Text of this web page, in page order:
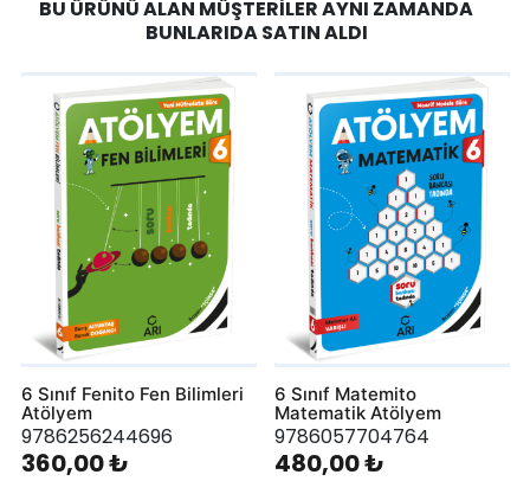
BU ÜRÜNÜ ALAN MÜŞTERILER AYNI ZAMANDA
BUNLARIDA SATIN ALDI
6 Sınıf Fenito Fen Bilimleri
Atölyem
9786256244696
360,00 ₺
6 Sınıf Matemito
Matematik Atölyem
9786057704764
480,00 ₺